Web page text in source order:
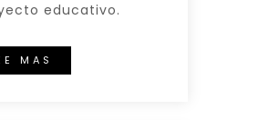
educativo.
MAS